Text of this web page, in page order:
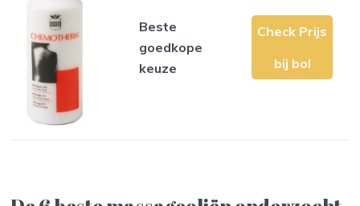
Beste
goedkope
keuze
Check Prijs
bij bol